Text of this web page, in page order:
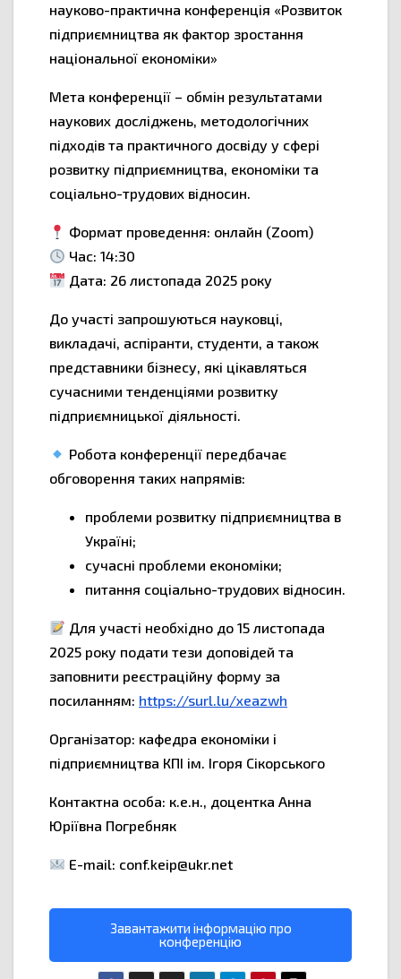
науково-практична конференція «Розвиток
підприємництва як фактор зростання
національної економіки»
Мета конференції – обмін результатами
наукових досліджень, методологічних
підходів та практичного досвіду у сфері
розвитку підприємництва, економіки та
соціально-трудових відносин.
Формат проведення: онлайн (Zoom)
Час: 14:30
Дата: 26 листопада 2025 року
До участі запрошуються науковці,
викладачі, аспіранти, студенти, а також
представники бізнесу, які цікавляться
сучасними тенденціями розвитку
підприємницької діяльності.
Робота конференції передбачає
обговорення таких напрямів:
проблеми розвитку підприємництва в
Україні;
сучасні проблеми економіки;
питання соціально-трудових відносин.
Для участі необхідно до 15 листопада
2025 року подати тези доповідей та
заповнити реєстраційну форму за
посиланням: https://surl.lu/xeazwh
Організатор: кафедра економіки і
підприємництва КПІ ім. Ігоря Сікорського
Контактна особа: к.е.н., доцентка Анна
Юріївна Погребняк
E-mail: conf.keip@ukr.net
Завантажити інформацію про
конференцію